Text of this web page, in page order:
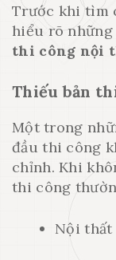
Trước khi tìm
hiểu rõ những
thi công nội
Thiếu bản
Một trong
đầu thi công
chỉnh. Khi
thi công
Nội